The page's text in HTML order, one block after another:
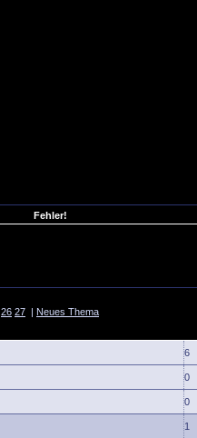
Fehler!
26 27 | Neues Thema
6
0
0
1